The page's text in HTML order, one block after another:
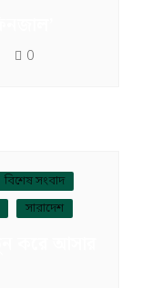
0
বিশেষ সংবাদ
সারাদেশ